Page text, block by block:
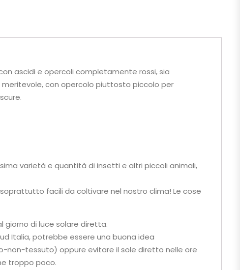
ascidi e opercoli completamente rossi, sia
con opercolo piuttosto piccolo per
varietà e quantità di insetti e altri piccoli animali,
facili da coltivare nel nostro clima! Le cose
giorno di luce solare diretta.
Italia, potrebbe essere una buona idea
non-tessuto) oppure evitare il sole diretto nelle ore
troppo poco.